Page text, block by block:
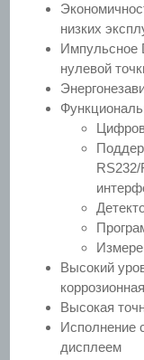
низких
Импульсное
нулевой
Высокий
Высокая
Исполнение
дисплеем